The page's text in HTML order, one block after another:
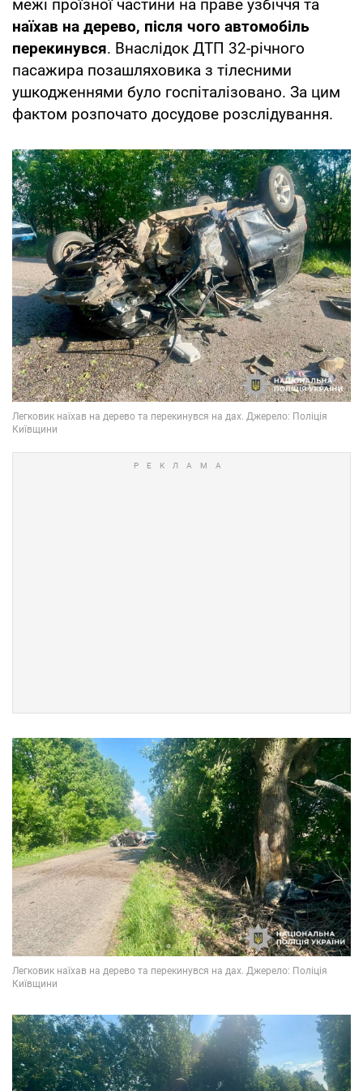
межі проїзної частини на праве узбіччя та
наїхав на дерево, після чого автомобіль
перекинувся. Внаслідок ДТП 32-річного
пасажира позашляховика з тілесними
ушкодженнями було госпіталізовано. За цим
фактом розпочато досудове розслідування.